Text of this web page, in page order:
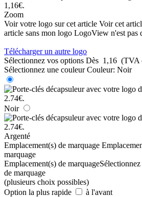
Zoom
Voir votre logo sur cet article Voir cet
article sans mon logo LogoView n'est pas
Télécharger un autre logo
Sélectionnez vos options Dès 1,16 (TVA
Sélectionnez une couleur Couleur: Noir
Noir
Argenté
Emplacement(s) de marquage
marquage
Emplacement(s) de marquage
de marquage
(plusieurs choix possibles)
Option la plus rapide
à l'avant